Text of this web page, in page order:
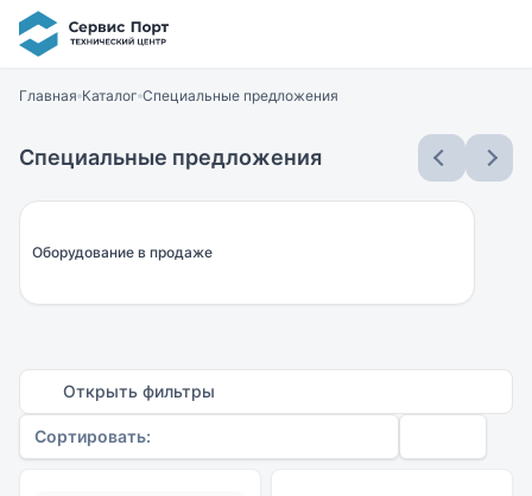
Главная Каталог Специальные предложения
Специальные предложения
Оборудование в продаже
Открыть фильтры
Сортировать: